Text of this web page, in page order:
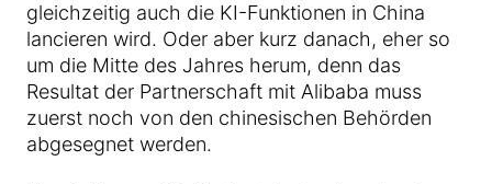
gleichzeitig auch die KI-Funktionen in China
lancieren wird. Oder aber kurz danach, eher so
um die Mitte des Jahres herum, denn das
Resultat der Partnerschaft mit Alibaba muss
zuerst noch von den chinesischen Behörden
abgesegnet werden.